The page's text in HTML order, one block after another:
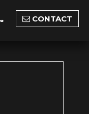
CONTACT